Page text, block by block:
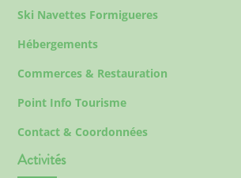
Ski Navettes Formigueres
Hébergements
Commerces & Restauration
Point Info Tourisme
Contact & Coordonnées
Activités